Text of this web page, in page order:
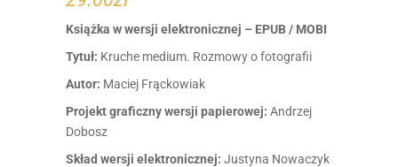
Książka w wersji elektronicznej – EPUB / MOBI
Tytuł: Kruche medium. Rozmowy o fotografii
Autor: Maciej Frąckowiak
Projekt graficzny wersji papierowej: Andrzej
Dobosz
Skład wersji elektronicznej: Justyna Nowaczyk